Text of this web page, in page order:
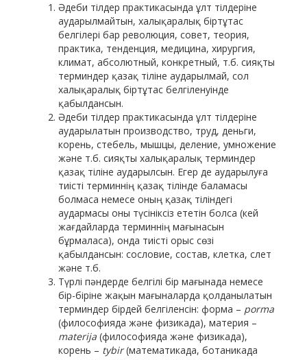
Әдеби тілдер практикасында ұлт тілдеріне
аударылмайтын, халықаралық біртұтас
белгілері бар революция, совет, теория,
практика, тенденция, медицина, хирургия,
климат, абсолютный, конкретный, т.б. сияқты
терминдер қазақ тіліне аударылмай, сол
халықаралық біртұтас белгіленуінде
қабылдансын.
Әдеби тілдер практикасында ұлт тілдеріне
аударылатын производство, труд, деньги,
корень, стебель, мышцы, деление, умножение
және т.б. сияқты халықаралық терминдер
қазақ тіліне аударылсын. Егер де аударылуға
тиісті терминнің қазақ тілінде баламасы
болмаса немесе оның қазақ тіліндегі
аудармасы оны түсініксіз ететін болса (кей
жағдайларда терминнің мағынасын
бұрмаласа), онда тиісті орыс сөзі
қабылдансын: сословие, состав, клетка, слет
және т.б.
Түрлі пәндерде белгілі бір мағынада немесе
бір-біріне жақын мағыналарда қолданылатын
терминдер бірдей белгіленсін: форма – porma
(философияда және физикада), материя –
materija (философияда және физикада),
корень – tybir(математикада, ботаникада